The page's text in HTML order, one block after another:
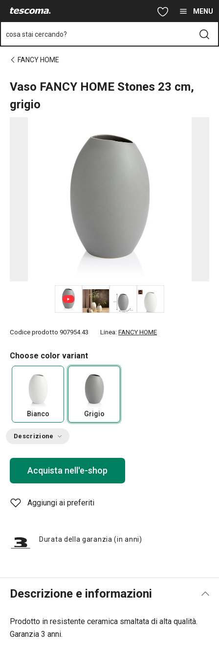
Vai al contenuto principale MENU
cosa stai cercando?
FANCY HOME
Vaso FANCY HOME Stones 23 cm,
grigio
Codice prodotto 907954.43 Linea: FANCY HOME
Choose color variant
Bianco Grigio
Descrizione
Acquista nell'e-shop
Aggiungi ai preferiti
Durata della garanzia (in anni)
Descrizione e informazioni
Prodotto in resistente ceramica smaltata di alta qualità.
Garanzia 3 anni.